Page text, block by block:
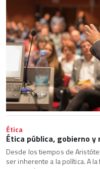
Ética
Ética pública, gobierno y
Desde los tiempos de
ser inherente a la política. A